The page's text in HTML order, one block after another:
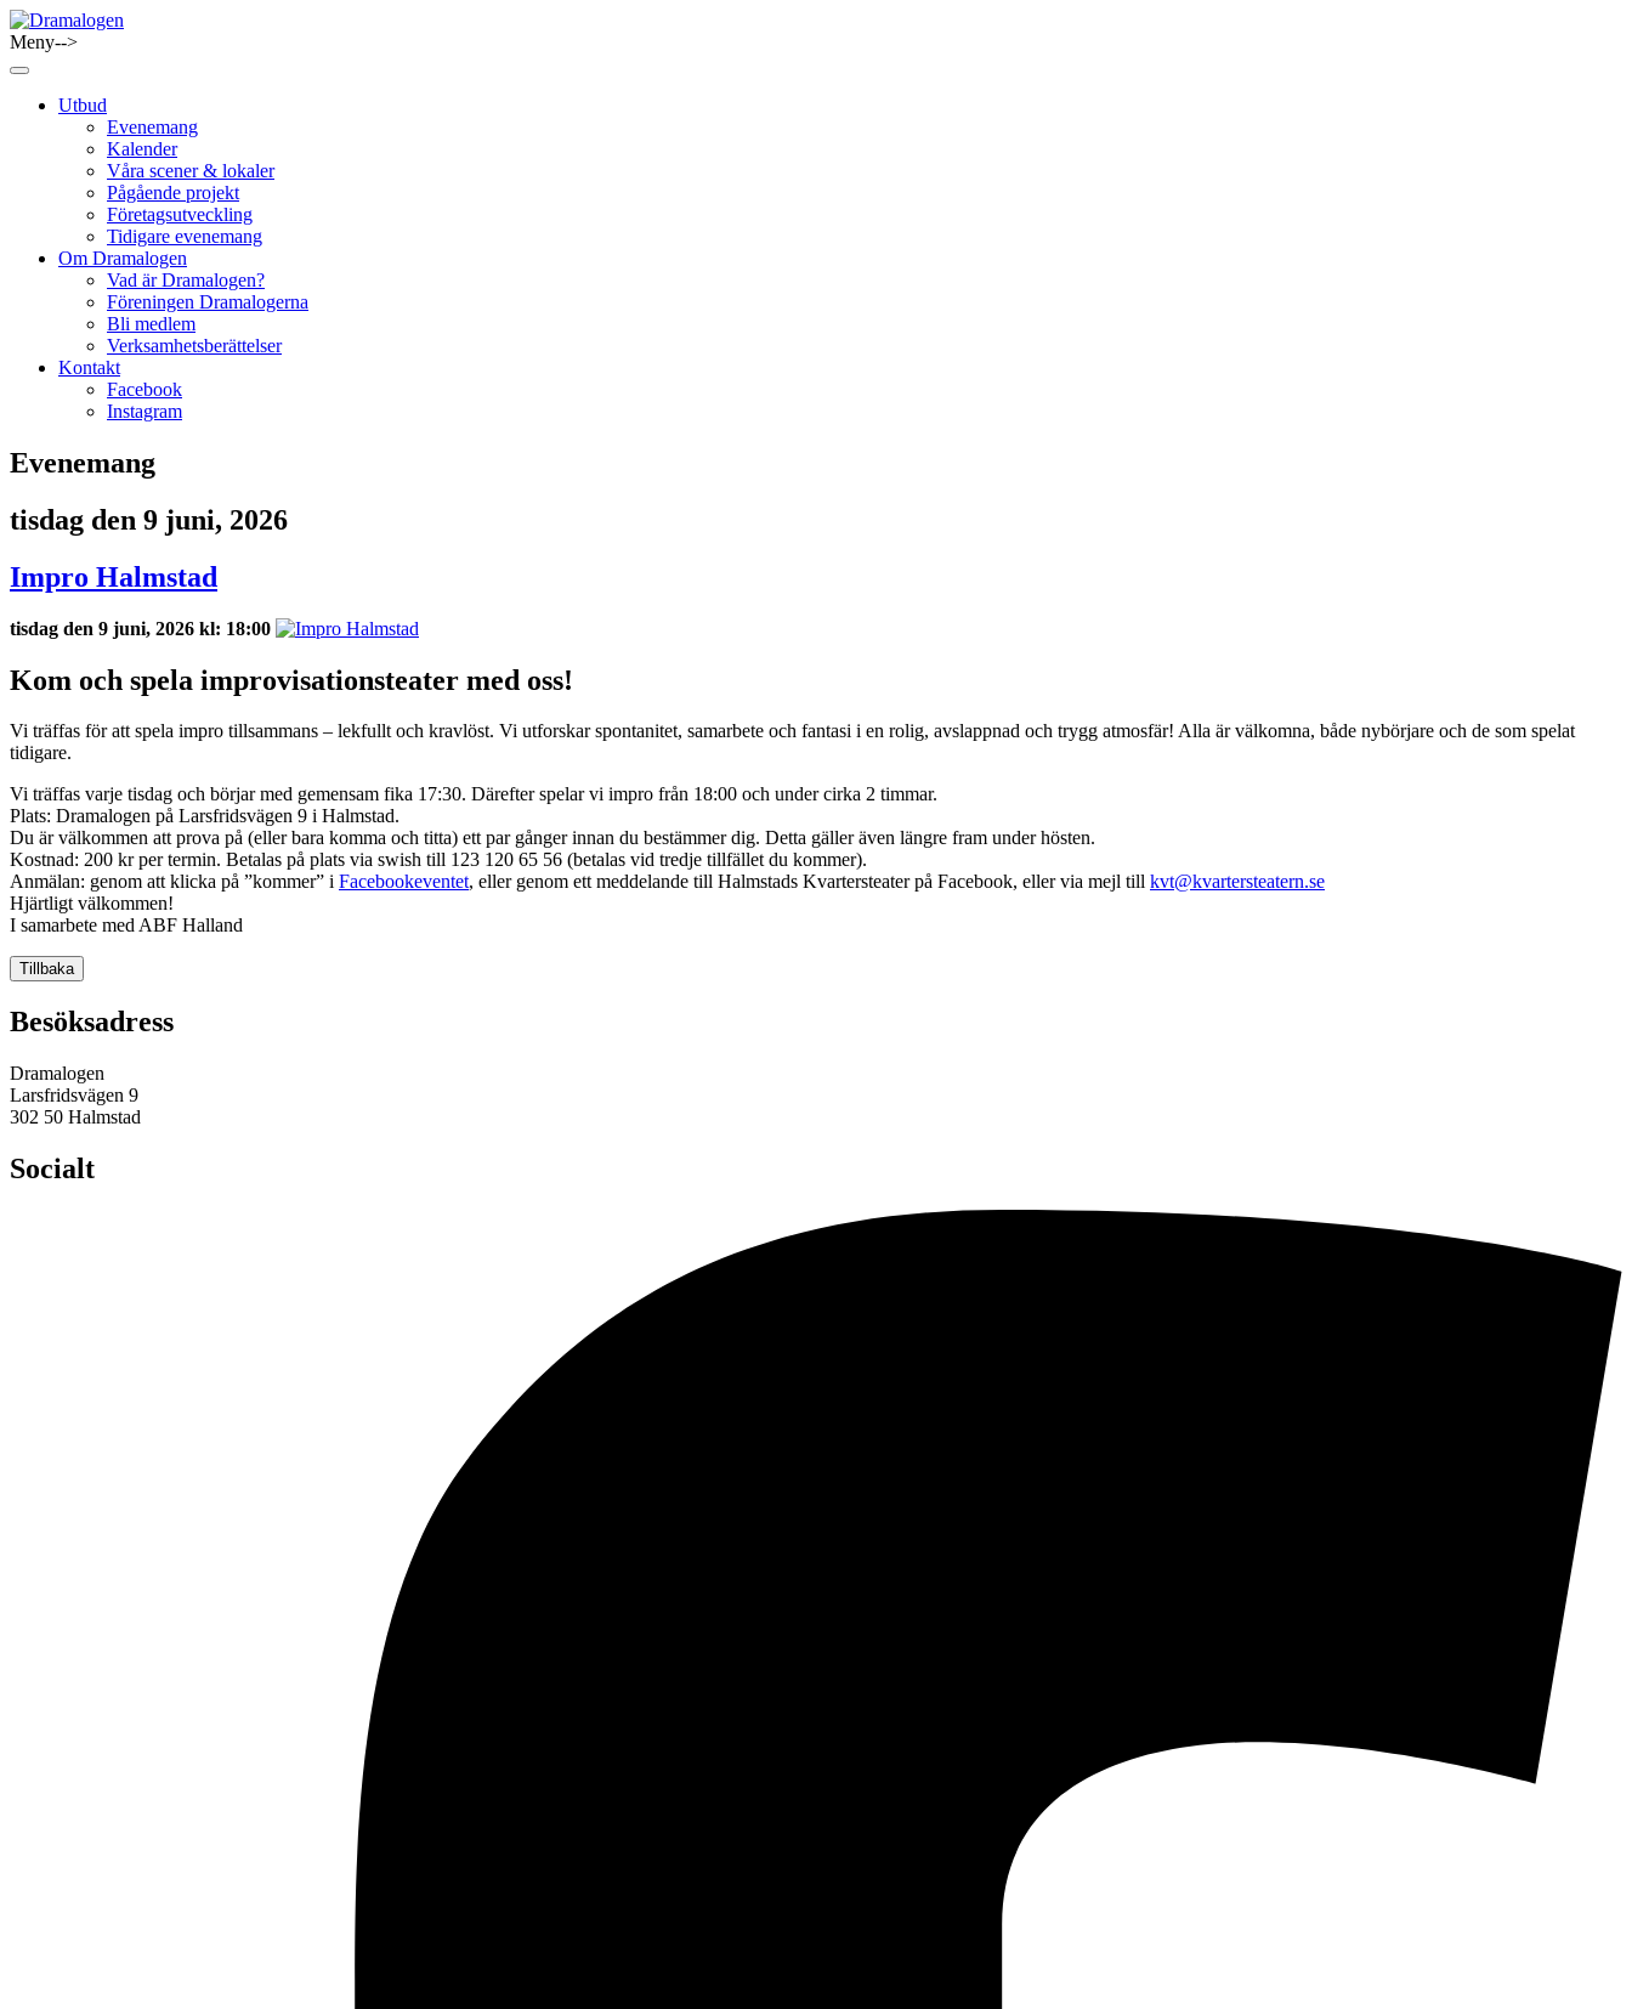
Skip
to
content
Meny-->
Utbud
Evenemang
Kalender
Våra scener & lokaler
Pågående projekt
Företagsutveckling
Tidigare evenemang
Om Dramalogen
Vad är Dramalogen?
Föreningen Dramalogerna
Bli medlem
Verksamhetsberättelser
Kontakt
Facebook
Instagram
Evenemang
tisdag den 9 juni, 2026
Impro Halmstad
tisdag den 9 juni, 2026 kl: 18:00
Kom och spela improvisationsteater med oss!
Vi träffas för att spela impro tillsammans – lekfullt och kravlöst. Vi utforskar spontanitet, samarbete och fantasi i en rolig, avslappnad och trygg atmosfär! Alla är välkomna, både nybörjare och de som spelat
tidigare.
Vi träffas varje tisdag och börjar med gemensam fika 17:30. Därefter spelar vi impro från 18:00 och under cirka 2 timmar.
Plats: Dramalogen på Larsfridsvägen 9 i Halmstad.
Du är välkommen att prova på (eller bara komma och titta) ett par gånger innan du bestämmer dig. Detta gäller även längre fram under hösten.
Kostnad: 200 kr per termin. Betalas på plats via swish till 123 120 65 56 (betalas vid tredje tillfället du kommer).
Anmälan: genom att klicka på ”kommer” i Facebookeventet, eller genom ett meddelande till Halmstads Kvartersteater på Facebook, eller via mejl till kvt@kvartersteatern.se
Hjärtligt välkommen!
I samarbete med ABF Halland
Tillbaka
Besöksadress
Dramalogen
Larsfridsvägen 9
302 50 Halmstad
Socialt